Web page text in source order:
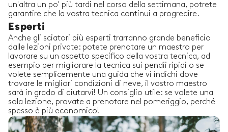
un'altra un po' più tardi nel corso della settimana, potrete
garantire che la vostra tecnica continui a progredire.
Esperti
Anche gli sciatori più esperti trarranno grande beneficio
dalle lezioni private: potete prenotare un maestro per
lavorare su un aspetto specifico della vostra tecnica, ad
esempio per migliorare la tecnica sui pendii ripidi o se
volete semplicemente una guida che vi indichi dove
trovare le migliori condizioni di neve, il vostro maestro
sarà in grado di aiutarvi! Un consiglio utile: se volete una
sola lezione, provate a prenotare nel pomeriggio, perché
spesso è più economico!